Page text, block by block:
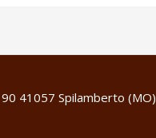
41057 Spilamberto